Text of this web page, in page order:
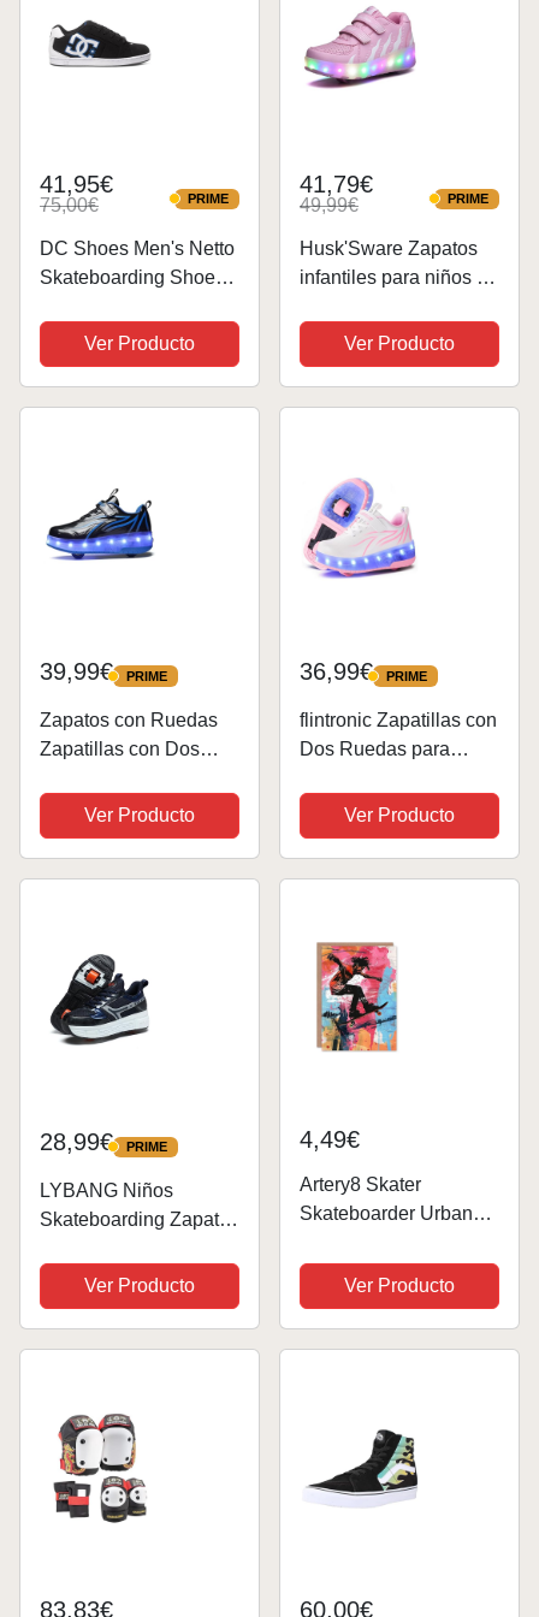
41,95€
75,00€ PRIME
PRIME
DC Shoes Men's Netto
Skateboarding Shoes,
Ver Producto
41,79€
49,99€ PRIME
PRIME
Husk'Sware Zapatos
infantiles para niños y
1, patines brillantes,
zapatillas de
skateboarding,
Ver Producto
39,99€ PRIME
PRIME
Zapatos con Ruedas
Zapatillas con Dos
niña Led Luces
Zapatillas con Ruedas
Se Puede Bambas con
Calzado de...
Ver Producto
36,99€ PRIME
PRIME
flintronic Zapatillas con
Dos Ruedas para
Ruedas para Niñas,
Luces LED Coloridos
Parpadeante Zapatos
Ver Producto
28,99€ PRIME
PRIME
LYBANG Niños
Skateboarding Zapatos
Deportes de Exterior
Gimnástico Sneakers
Moda Zapatillas
Ver Producto
4,49€
Artery8 Skater
Skateboarder Urban
Colourful For Him Man
Birthday Card
Ver Producto
83,83€ 60,00€